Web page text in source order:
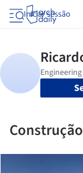
Iniciar sessão